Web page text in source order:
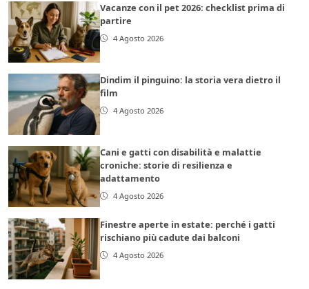
Vacanze con il pet 2026: checklist prima di
partire
4 Agosto 2026
Dindim il pinguino: la storia vera dietro il
film
4 Agosto 2026
Cani e gatti con disabilità e malattie
croniche: storie di resilienza e
adattamento
4 Agosto 2026
Finestre aperte in estate: perché i gatti
rischiano più cadute dai balconi
4 Agosto 2026